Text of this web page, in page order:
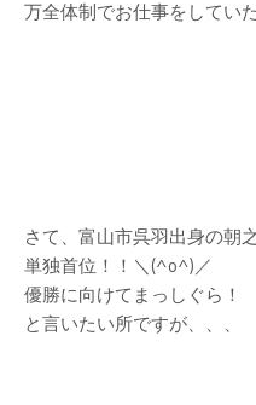
万全体制でお仕事をしてい
さて、富山市呉羽出身の朝
単独首位！！＼(^o^)／
優勝に向けてまっしぐら！
と言いたい所ですが、、、